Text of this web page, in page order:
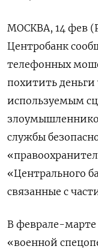
МОСКВА, 14 фев
Центробанк
телефонных
похитить деньги
используемым
службы
«Центрального
связанные с
В феврале-марте
«военной